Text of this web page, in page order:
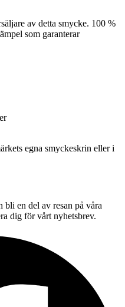
av detta smycke. 100 %
som garanterar
egna smyckeskrin eller i
en del av resan på våra
dig för vårt nyhetsbrev.